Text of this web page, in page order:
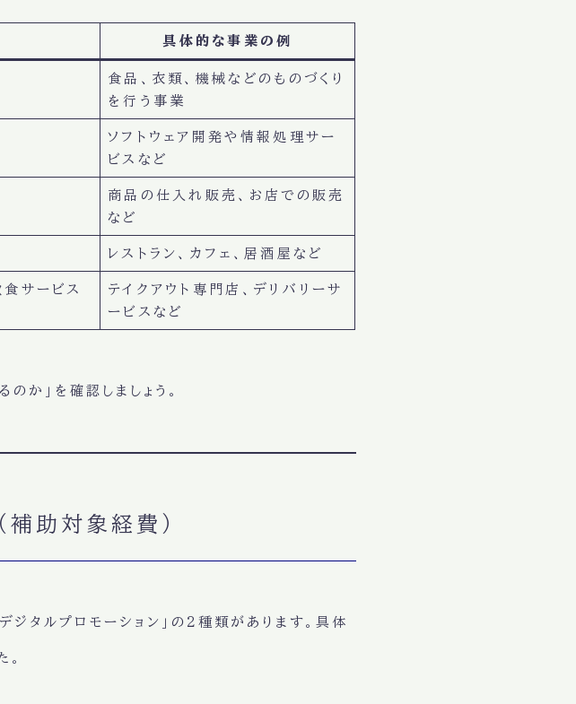
具体的な事業の例
食品、衣類、機械などのものづくり
を行う事業
ソフトウェア開発や情報処理サー
ビスなど
商品の仕入れ販売、お店での販売
など
レストラン、カフェ、居酒屋など
サービス
テイクアウト専門店、デリバリーサ
ービスなど
か」を確認しましょう。
助対象経費）
ジタルプロモーション」 の2種類があります。具体